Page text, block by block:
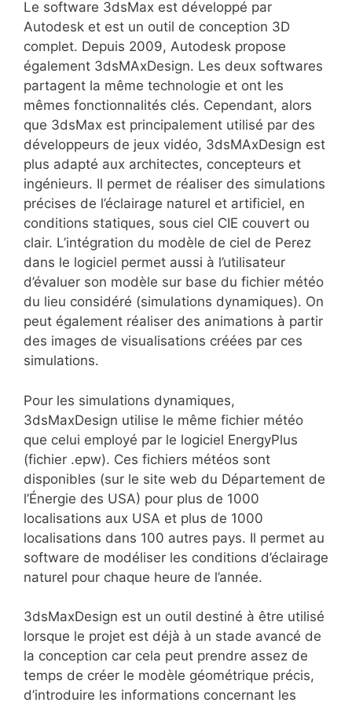
Le software 3dsMax est développé par
Autodesk et est un outil de conception 3D
complet. Depuis 2009, Autodesk propose
également 3dsMAxDesign. Les deux softwares
partagent la même technologie et ont les
mêmes fonctionnalités clés. Cependant, alors
que 3dsMax est principalement utilisé par des
développeurs de jeux vidéo, 3dsMAxDesign est
plus adapté aux architectes, concepteurs et
ingénieurs. Il permet de réaliser des simulations
précises de l’éclairage naturel et artificiel, en
conditions statiques, sous ciel CIE couvert ou
clair. L’intégration du modèle de ciel de Perez
dans le logiciel permet aussi à l’utilisateur
d’évaluer son modèle sur base du fichier météo
du lieu considéré (simulations dynamiques). On
peut également réaliser des animations à partir
des images de visualisations créées par ces
simulations.
Pour les simulations dynamiques,
3dsMaxDesign utilise le même fichier météo
que celui employé par le logiciel EnergyPlus
(fichier .epw). Ces fichiers météos sont
disponibles (sur le site web du Département de
l’Énergie des USA) pour plus de 1000
localisations aux USA et plus de 1000
localisations dans 100 autres pays. Il permet au
software de modéliser les conditions d’éclairage
naturel pour chaque heure de l’année.
3dsMaxDesign est un outil destiné à être utilisé
lorsque le projet est déjà à un stade avancé de
la conception car cela peut prendre assez de
temps de créer le modèle géométrique précis,
d’introduire les informations concernant les